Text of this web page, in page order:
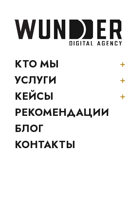
КТО МЫ
УСЛУГИ
КЕЙСЫ
РЕКОМЕНДАЦИИ
БЛОГ
КОНТАКТЫ